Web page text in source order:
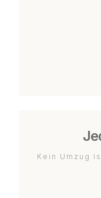
Kein Umzug